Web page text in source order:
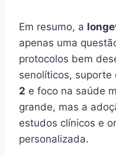
Em resumo, a
apenas uma
protocolos bem
senolíticos, suporte
2 e foco na saúde
grande, mas a
estudos clínicos e
personalizada.